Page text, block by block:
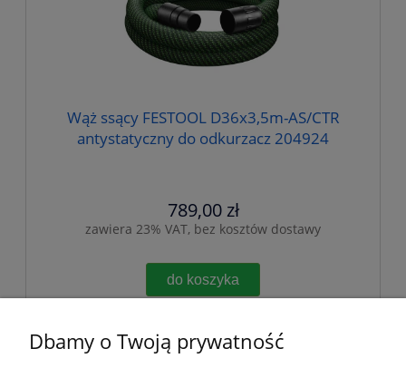
Wąż ssący FESTOOL D36x3,5m-AS/CTR
antystatyczny do odkurzacz 204924
789,00 zł
zawiera 23% VAT, bez kosztów dostawy
do koszyka
Dbamy o Twoją prywatność